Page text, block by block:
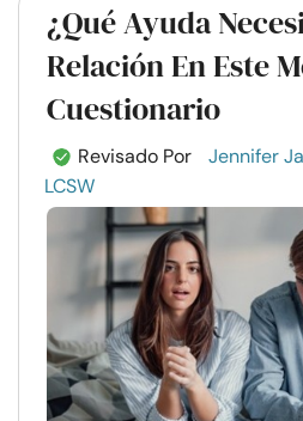
¿Qué Ayuda
Relación En Este
Cuestionario
Revisado Por
Jennifer
LCSW